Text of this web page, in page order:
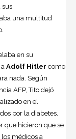
sus
una multitud
en su
Adolf Hitler como
nada. Según
AFP, Tito dejó
en el
por la diabetes.
que hicieron que se
médicos a